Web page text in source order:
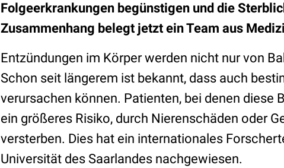
Folgeerkrankungen begünstigen und die
Zusammenhang belegt jetzt ein Team aus
Entzündungen im Körper werden nicht nur von
Schon seit längerem ist bekannt, dass auch
verursachen können. Patienten, bei denen diese
ein größeres Risiko, durch Nierenschäden oder
versterben. Dies hat ein internationales
Universität des Saarlandes nachgewiesen.